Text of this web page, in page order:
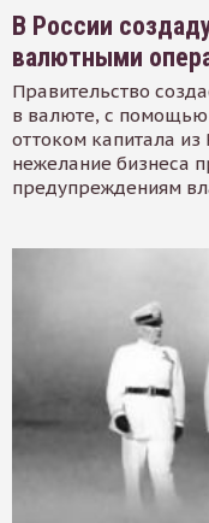
В России
валютными
Правительство
в валюте, с помощью
оттоком капитала из
нежелание бизнеса
предупреждениям